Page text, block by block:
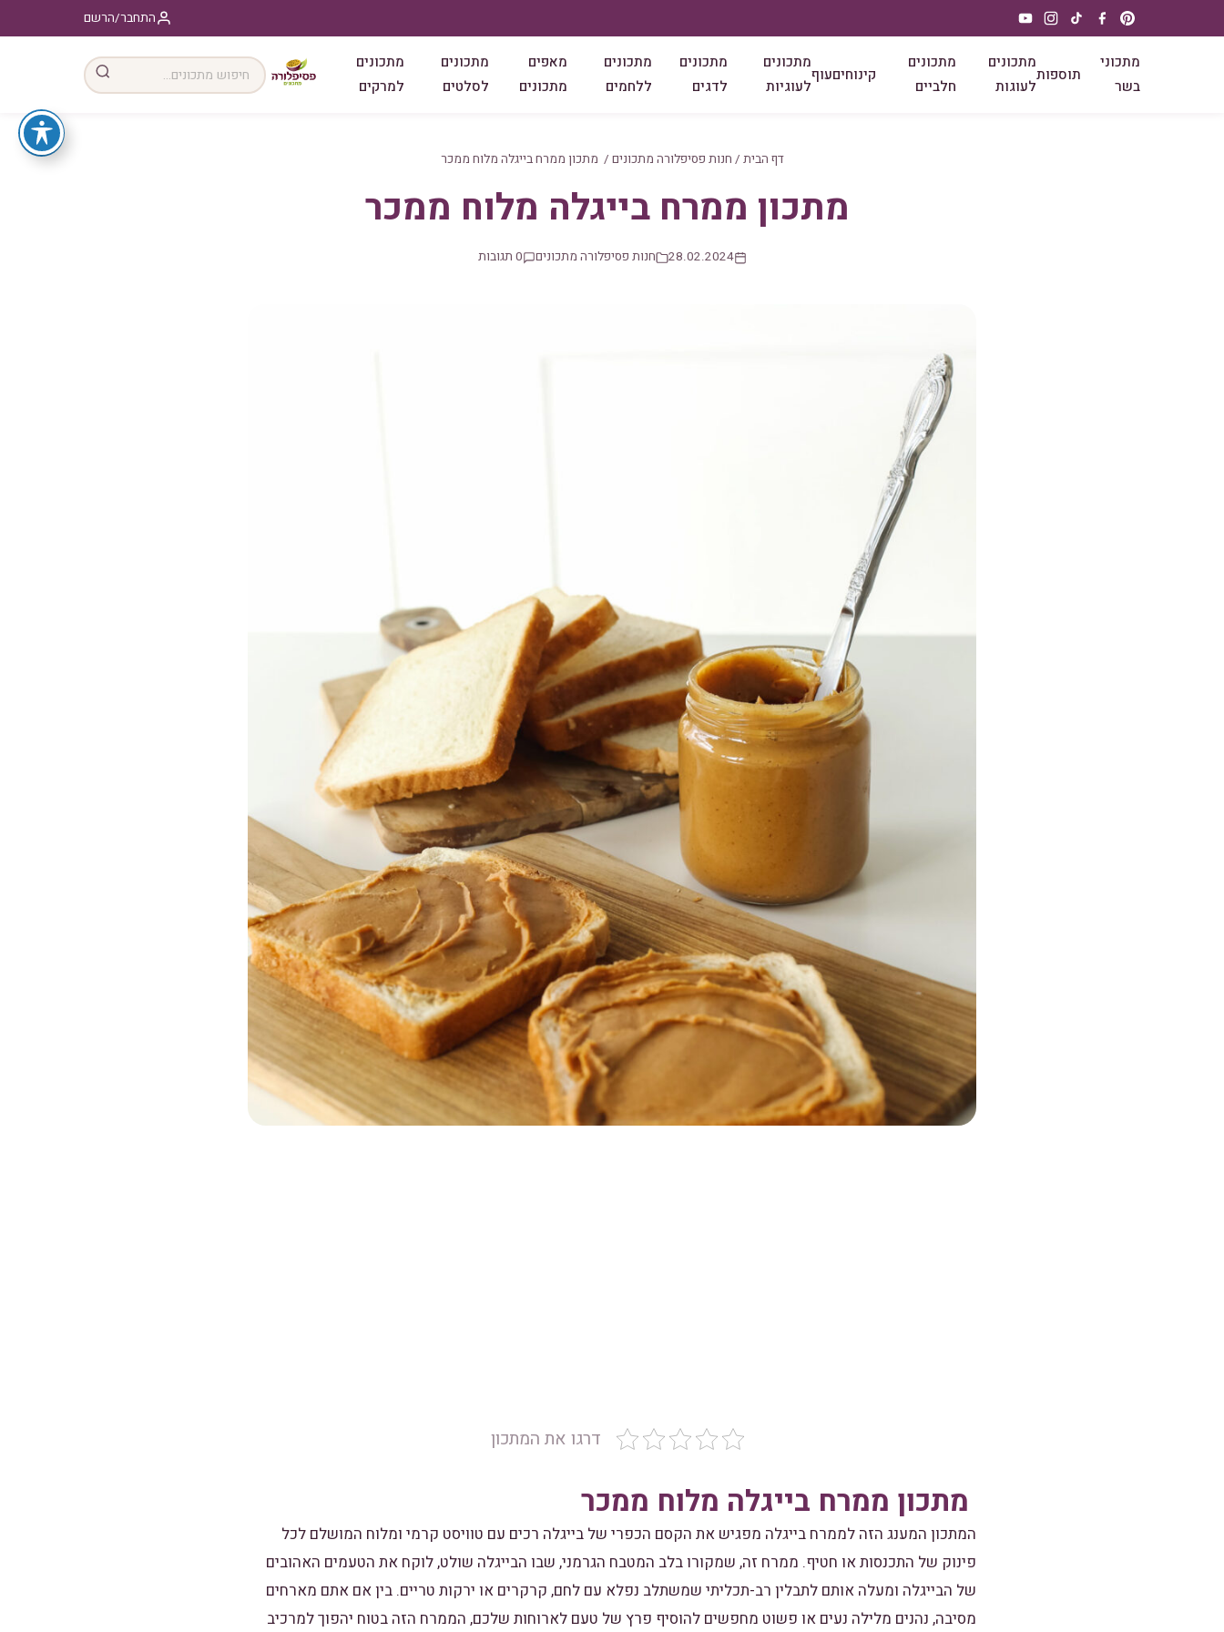
התחבר/הרשם
מתכוני
בשר
תוספות
מתכונים
לעוגות
מתכונים
חלביים
קינוחיםעוף
מתכונים
לעוגיות
מתכונים
לדגים
מתכונים
ללחמים
מאפים
מתכונים
מתכונים
לסלטים
מתכונים
למרקים
דף הבית / חנות פסיפלורה מתכונים / מתכון ממרח בייגלה מלוח ממכר
מתכון ממרח בייגלה מלוח ממכר
28.02.2024 חנות פסיפלורה מתכונים 0 תגובות
דרגו את המתכון
מתכון ממרח בייגלה מלוח ממכר
המתכון המענג הזה לממרח בייגלה מפגיש את הקסם הכפרי של בייגלה רכים עם טוויסט קרמי ומלוח המושלם לכל
פינוק של התכנסות או חטיף. ממרח זה, שמקורו בלב המטבח הגרמני, שבו הבייגלה שולט, לוקח את הטעמים האהובים
של הבייגלה ומעלה אותם לתבלין רב-תכליתי שמשתלב נפלא עם לחם, קרקרים או ירקות טריים. בין אם אתם מארחים
מסיבה, נהנים מלילה נעים או פשוט מחפשים להוסיף פרץ של טעם לארוחות שלכם, הממרח הזה בטוח יהפוך למרכיב